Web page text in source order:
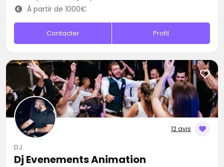
À partir de 1000€
Contacter Profil
12 avis
DJ
Dj Evenements Animation